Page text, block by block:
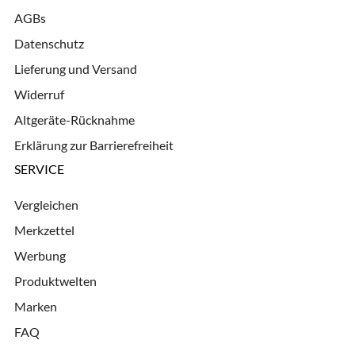
AGBs
Datenschutz
Lieferung und Versand
Widerruf
Altgeräte-Rücknahme
Erklärung zur Barrierefreiheit
SERVICE
Vergleichen
Merkzettel
Werbung
Produktwelten
Marken
FAQ